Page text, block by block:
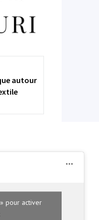
autour
pour activer